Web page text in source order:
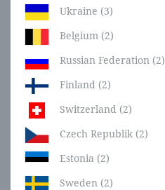
Ukraine (3)
Belgium (2)
Russian Federation (2)
Finland (2)
Switzerland (2)
Czech Republik (2)
Estonia (2)
Sweden (2)